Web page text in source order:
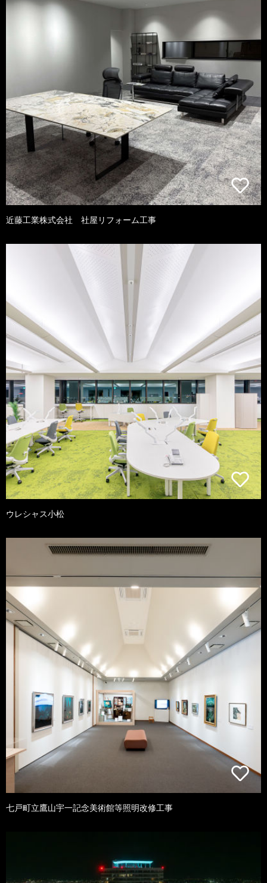
近藤工業株式会社 社屋リフォーム工事
ウレシャス小松
七戸町立鷹山宇一記念美術館等照明改修工事